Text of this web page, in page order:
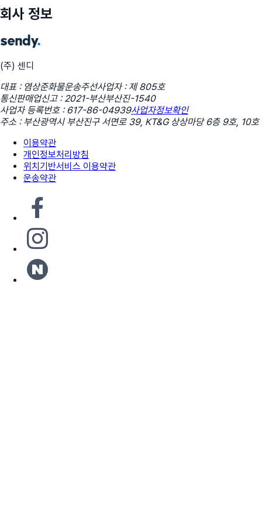
회사 정보
(주) 센디
대표 : 염상준화물운송주선사업자 : 제 805호
통신판매업신고 : 2021-부산부산진-1540
사업자 등록번호 : 617-86-04939사업자정보확인
주소 : 부산광역시 부산진구 서면로 39, KT&G 상상마당 6층 9호, 10호
이용약관
개인정보처리방침
위치기반서비스 이용약관
운송약관